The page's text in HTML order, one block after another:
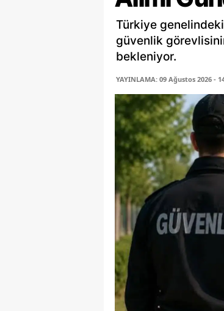
Türkiye
güvenlik
bekleniyor.
YAYINLAMA: 09 Ağustos 2026 -